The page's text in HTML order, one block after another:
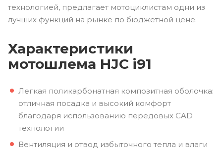
технологией, предлагает мотоциклистам одни из
лучших функций на рынке по бюджетной цене.
Характеристики
мотошлема HJC i91
Легкая поликарбонатная композитная оболочка:
отличная посадка и высокий комфорт
благодаря использованию передовых CAD
технологии
Вентиляция и отвод избыточного тепла и влаги